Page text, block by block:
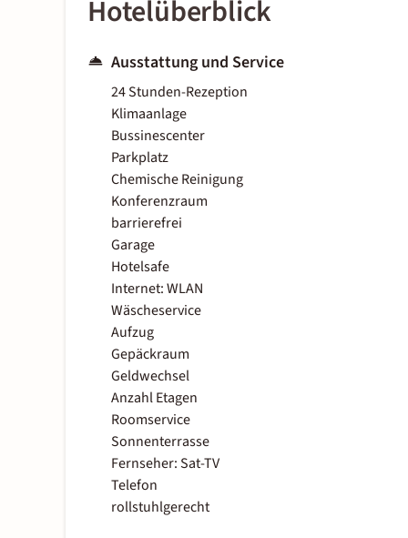
Hotelüberblick
Ausstattung und Service
24 Stunden-Rezeption
Klimaanlage
Bussinescenter
Parkplatz
Chemische Reinigung
Konferenzraum
barrierefrei
Garage
Hotelsafe
Internet: WLAN
Wäscheservice
Aufzug
Gepäckraum
Geldwechsel
Anzahl Etagen
Roomservice
Sonnenterrasse
Fernseher: Sat-TV
Telefon
rollstuhlgerecht